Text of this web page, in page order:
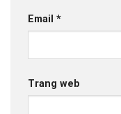
Email *
Trang web